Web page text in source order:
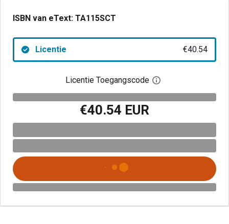
ISBN van eText: TA115SCT
Licentie €40.54
Licentie Toegangscode Open het
€40.54 EUR